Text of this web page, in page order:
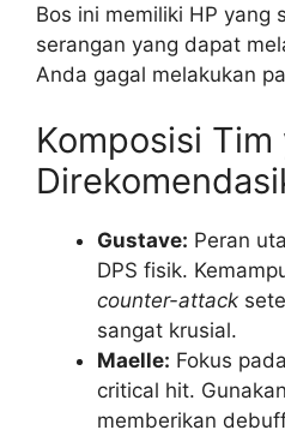
Bos ini memiliki HP yang
serangan yang dapat
Anda gagal melakukan
Komposisi Tim
Gustave: Peran
DPS fisik.
counter-attack
sangat krusial.
Maelle: Fokus
critical hit.
memberikan